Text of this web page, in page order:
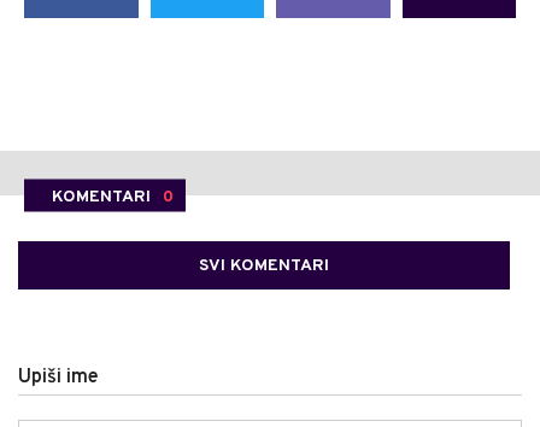
KOMENTARI 0
SVI KOMENTARI
Upiši ime